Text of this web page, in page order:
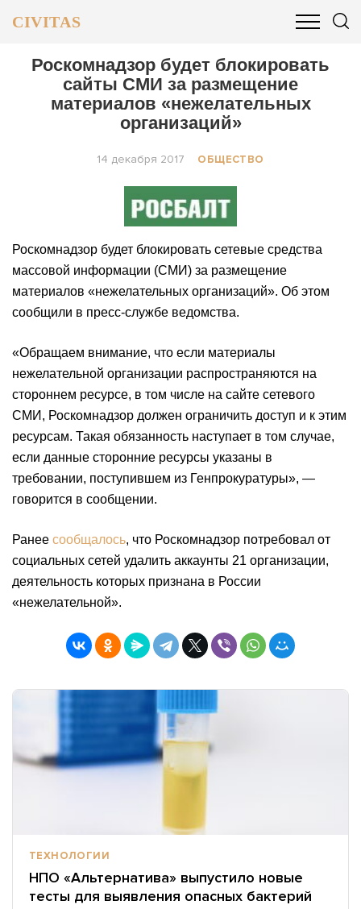
CIVITAS
ОБЩЕСТВО БИЗНЕС И ФИНАНСЫ
Роскомнадзор будет блокировать
сайты СМИ за размещение
материалов «нежелательных
организаций»
14 декабря 2017 ОБЩЕСТВО
Роскомнадзор будет блокировать сетевые средства
массовой информации (СМИ) за размещение
материалов «нежелательных организаций». Об этом
сообщили в пресс-службе ведомства.
«Обращаем внимание, что если материалы
нежелательной организации распространяются на
стороннем ресурсе, в том числе на сайте сетевого
СМИ, Роскомнадзор должен ограничить доступ и к этим
ресурсам. Такая обязанность наступает в том случае,
если данные сторонние ресурсы указаны в
требовании, поступившем из Генпрокуратуры», —
говорится в сообщении.
Ранее сообщалось, что Роскомнадзор потребовал от
социальных сетей удалить аккаунты 21 организации,
деятельность которых признана в России
«нежелательной».
ТЕХНОЛОГИИ
НПО «Альтернатива» выпустило новые
тесты для выявления опасных бактерий